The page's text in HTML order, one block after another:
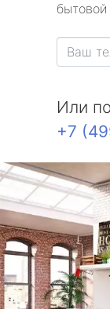
бытовой
Или
+7